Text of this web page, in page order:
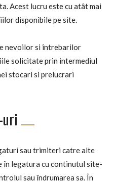
Acest lucru este cu atât mai
disponibile pe site.
nevoilor si întrebarilor
solicitate prin intermediul
stocari si prelucrari
sau trimiteri catre alte
în legatura cu continutul site-
sau îndrumarea sa. În